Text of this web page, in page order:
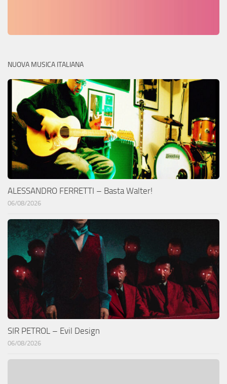
NUOVA MUSICA ITALIANA
ALESSANDRO FERRETTI – Basta Walter!
06/08/2026
SIR PETROL – Evil Design
06/08/2026